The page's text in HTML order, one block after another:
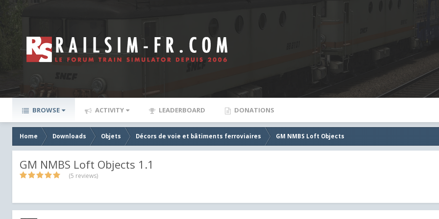
BROWSE ACTIVITY LEADERBOARD DONATIONS
Home Downloads Objets Décors de voie et bâtiments ferroviaires GM NMBS Loft Objects
GM NMBS Loft Objects 1.1
(5 reviews)